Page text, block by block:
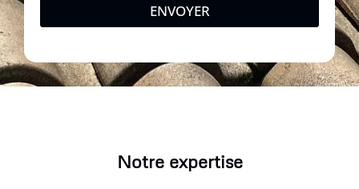
ENVOYER
Notre expertise